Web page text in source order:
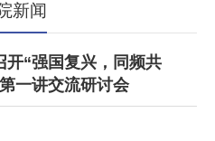
新闻
开“强国复兴，同频共
一讲交流研讨会